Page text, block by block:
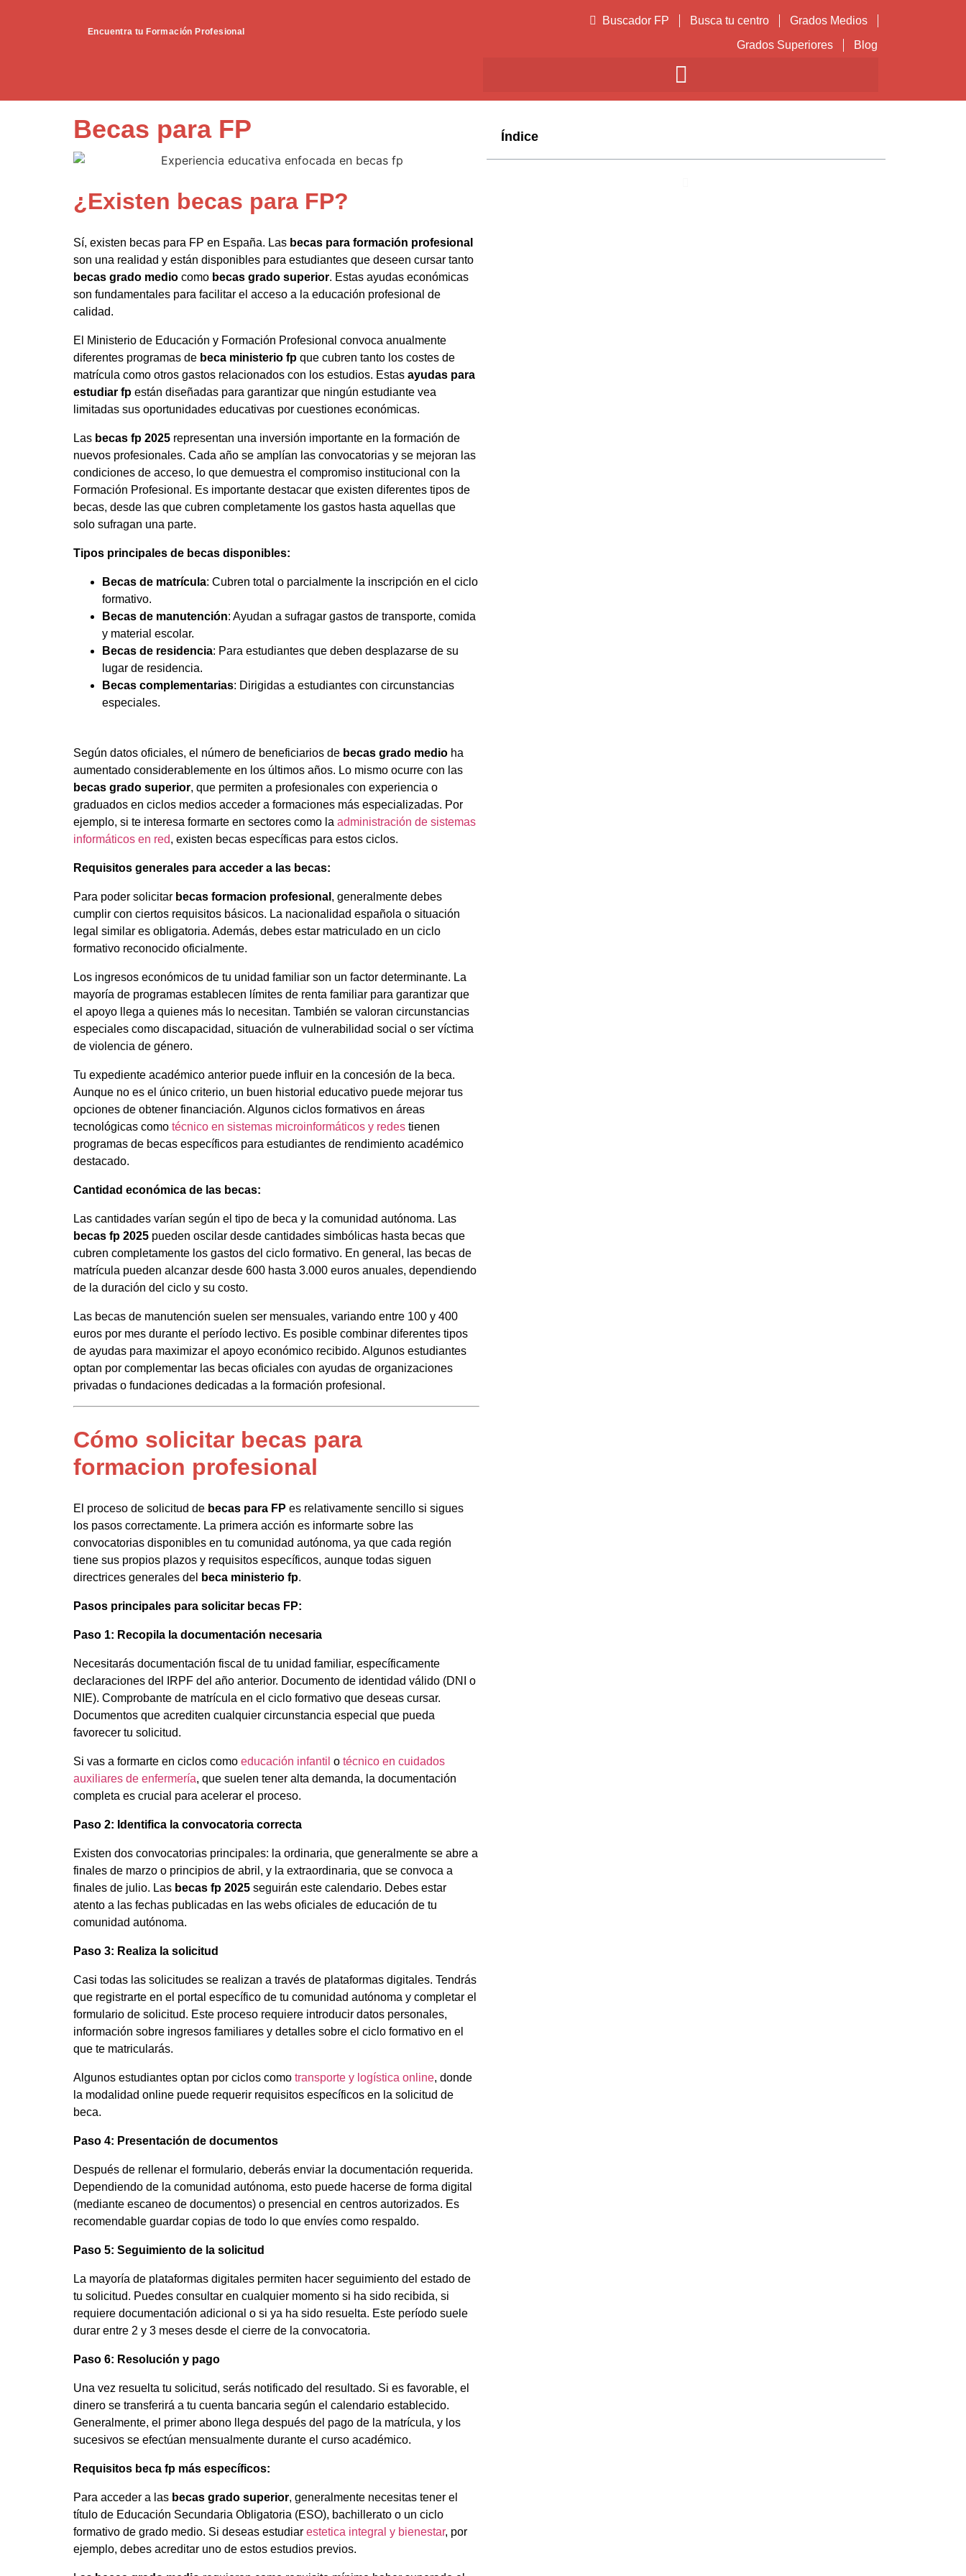
Encuentra tu Formación Profesional
Buscador FP Busca tu centro
Grados Medios
Grados Superiores
Blog
Becas para FP
¿Existen becas para FP?
Sí, existen becas para FP en España. Las becas para formación profesional
son una realidad y están disponibles para estudiantes que deseen cursar tanto
becas grado medio como becas grado superior. Estas ayudas económicas
son fundamentales para facilitar el acceso a la educación profesional de
calidad.
El Ministerio de Educación y Formación Profesional convoca anualmente
diferentes programas de beca ministerio fp que cubren tanto los costes de
matrícula como otros gastos relacionados con los estudios. Estas ayudas para
estudiar fp están diseñadas para garantizar que ningún estudiante vea
limitadas sus oportunidades educativas por cuestiones económicas.
Las becas fp 2025 representan una inversión importante en la formación de
nuevos profesionales. Cada año se amplían las convocatorias y se mejoran las
condiciones de acceso, lo que demuestra el compromiso institucional con la
Formación Profesional. Es importante destacar que existen diferentes tipos de
becas, desde las que cubren completamente los gastos hasta aquellas que
solo sufragan una parte.
Tipos principales de becas disponibles:
Becas de matrícula: Cubren total o parcialmente la inscripción en el ciclo
formativo.
Becas de manutención: Ayudan a sufragar gastos de transporte, comida
y material escolar.
Becas de residencia: Para estudiantes que deben desplazarse de su
lugar de residencia.
Becas complementarias: Dirigidas a estudiantes con circunstancias
especiales.
Según datos oficiales, el número de beneficiarios de becas grado medio ha
aumentado considerablemente en los últimos años. Lo mismo ocurre con las
becas grado superior, que permiten a profesionales con experiencia o
graduados en ciclos medios acceder a formaciones más especializadas. Por
ejemplo, si te interesa formarte en sectores como la administración de sistemas
informáticos en red, existen becas específicas para estos ciclos.
Requisitos generales para acceder a las becas:
Para poder solicitar becas formacion profesional , generalmente debes
cumplir con ciertos requisitos básicos. La nacionalidad española o situación
legal similar es obligatoria. Además, debes estar matriculado en un ciclo
formativo reconocido oficialmente.
Los ingresos económicos de tu unidad familiar son un factor determinante. La
mayoría de programas establecen límites de renta familiar para garantizar que
el apoyo llega a quienes más lo necesitan. También se valoran circunstancias
especiales como discapacidad, situación de vulnerabilidad social o ser víctima
de violencia de género.
Tu expediente académico anterior puede influir en la concesión de la beca.
Aunque no es el único criterio, un buen historial educativo puede mejorar tus
opciones de obtener financiación. Algunos ciclos formativos en áreas
tecnológicas como técnico en sistemas microinformáticos y redes tienen
programas de becas específicos para estudiantes de rendimiento académico
destacado.
Cantidad económica de las becas:
Las cantidades varían según el tipo de beca y la comunidad autónoma. Las
becas fp 2025 pueden oscilar desde cantidades simbólicas hasta becas que
cubren completamente los gastos del ciclo formativo. En general, las becas de
matrícula pueden alcanzar desde 600 hasta 3.000 euros anuales, dependiendo
de la duración del ciclo y su costo.
Las becas de manutención suelen ser mensuales, variando entre 100 y 400
euros por mes durante el período lectivo. Es posible combinar diferentes tipos
de ayudas para maximizar el apoyo económico recibido. Algunos estudiantes
optan por complementar las becas oficiales con ayudas de organizaciones
privadas o fundaciones dedicadas a la formación profesional.
Cómo solicitar becas para
formacion profesional
El proceso de solicitud de becas para FP es relativamente sencillo si sigues
los pasos correctamente. La primera acción es informarte sobre las
convocatorias disponibles en tu comunidad autónoma, ya que cada región
tiene sus propios plazos y requisitos específicos, aunque todas siguen
directrices generales del
beca ministerio fp.
Pasos principales para solicitar becas FP:
Paso 1: Recopila la documentación necesaria
Necesitarás documentación fiscal de tu unidad familiar, específicamente
declaraciones del IRPF del año anterior. Documento de identidad válido (DNI o
NIE). Comprobante de matrícula en el ciclo formativo que deseas cursar.
Documentos que acrediten cualquier circunstancia especial que pueda
favorecer tu solicitud.
Si vas a formarte en ciclos como educación infantil o técnico en cuidados
auxiliares de enfermería, que suelen tener alta demanda, la documentación
completa es crucial para acelerar el proceso.
Paso 2: Identifica la convocatoria correcta
Existen dos convocatorias principales: la ordinaria, que generalmente se abre a
finales de marzo o principios de abril, y la extraordinaria, que se convoca a
finales de julio. Las becas fp 2025 seguirán este calendario. Debes estar
atento a las fechas publicadas en las webs oficiales de educación de tu
comunidad autónoma.
Paso 3: Realiza la solicitud
Casi todas las solicitudes se realizan a través de plataformas digitales. Tendrás
que registrarte en el portal específico de tu comunidad autónoma y completar el
formulario de solicitud. Este proceso requiere introducir datos personales,
información sobre ingresos familiares y detalles sobre el ciclo formativo en el
que te matricularás.
Algunos estudiantes optan por ciclos como transporte y logística online, donde
la modalidad online puede requerir requisitos específicos en la solicitud de
beca.
Paso 4: Presentación de documentos
Después de rellenar el formulario, deberás enviar la documentación requerida.
Dependiendo de la comunidad autónoma, esto puede hacerse de forma digital
(mediante escaneo de documentos) o presencial en centros autorizados. Es
recomendable guardar copias de todo lo que envíes como respaldo.
Paso 5: Seguimiento de la solicitud
La mayoría de plataformas digitales permiten hacer seguimiento del estado de
tu solicitud. Puedes consultar en cualquier momento si ha sido recibida, si
requiere documentación adicional o si ya ha sido resuelta. Este período suele
durar entre 2 y 3 meses desde el cierre de la convocatoria.
Paso 6: Resolución y pago
Una vez resuelta tu solicitud, serás notificado del resultado. Si es favorable, el
dinero se transferirá a tu cuenta bancaria según el calendario establecido.
Generalmente, el primer abono llega después del pago de la matrícula, y los
sucesivos se efectúan mensualmente durante el curso académico.
Requisitos beca fp más específicos:
Para acceder a las becas grado superior, generalmente necesitas tener el
título de Educación Secundaria Obligatoria (ESO), bachillerato o un ciclo
formativo de grado medio. Si deseas estudiar estetica integral y bienestar, por
ejemplo, debes acreditar uno de estos estudios previos.
Índice